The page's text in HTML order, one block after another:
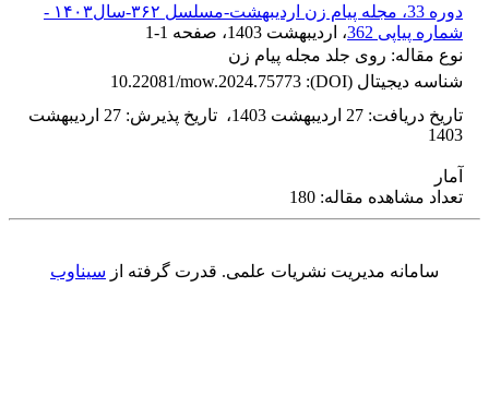
دوره 33، مجله پیام زن اردیبهشت-مسلسل ۳۶۲-سال۱۴۰۳ -
شماره پیاپی 362
، اردیبهشت 1403 ، صفحه 1-1
نوع مقاله: روی جلد مجله پیام زن
شناسه دیجیتال (DOI):
10.22081/mow.2024.75773
تاریخ دریافت: 27 اردیبهشت 1403 ، تاریخ پذیرش:
27 اردیبهشت
1403
آمار
تعداد مشاهده مقاله: 180
سامانه مدیریت نشریات علمی. قدرت گرفته از سیناوب